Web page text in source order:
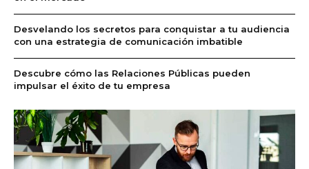
Desvelando los secretos para conquistar a tu audiencia
con una estrategia de comunicación imbatible
Descubre cómo las Relaciones Públicas pueden
impulsar el éxito de tu empresa